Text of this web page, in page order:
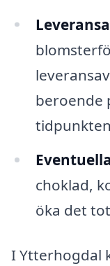
beroende
choklad,
öka det
I Ytterhogdal